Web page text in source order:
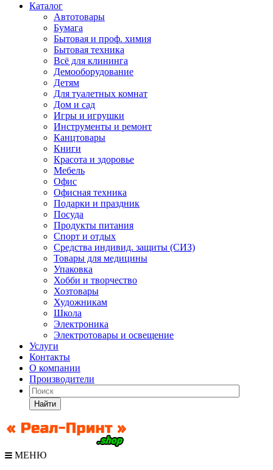
Каталог
Автотовары
Бумага
Бытовая и проф. химия
Бытовая техника
Всё для клининга
Демооборудование
Детям
Для туалетных комнат
Дом и сад
Игры и игрушки
Инструменты и ремонт
Канцтовары
Книги
Красота и здоровье
Мебель
Офис
Офисная техника
Подарки и праздник
Посуда
Продукты питания
Спорт и отдых
Средства индивид. защиты (СИЗ)
Товары для медицины
Упаковка
Хобби и творчество
Хозтовары
Художникам
Школа
Электроника
Электротовары и освещение
Услуги
Контакты
О компании
Производители
Найти
МЕНЮ